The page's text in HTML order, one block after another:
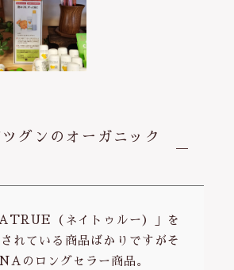
グンのオーガニック
（ネイトゥルー）」を
れている商品ばかりですがそ
のロングセラー商品。